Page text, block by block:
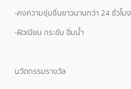
-คงความชุ่มชื่นยาวนานกว่า 24 ชั่วโมง
-ผิวเนียน กระชับ อิ่มน้ำ
นวัตกรรมรางวัล